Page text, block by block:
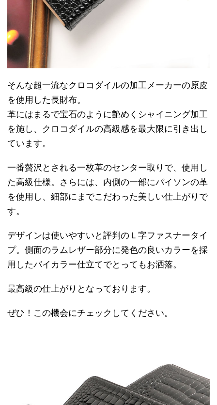
そんな超一流なクロコダイルの加工メーカーの原皮
を使用した長財布。
革にはまるで宝石のように艶めくシャイニング加工
を施し、クロコダイルの高級感を最大限に引き出し
ています。
一番贅沢とされる一枚革のセンター取りで、使用し
た高級仕様。さらには、内側の一部にパイソンの革
を使用し、細部にまでこだわった美しい仕上がりで
す。
デザインは使いやすいと評判のＬ字ファスナータイ
プ。側面のラムレザー部分に発色の良いカラーを採
用したバイカラー仕立てでとってもお洒落。
最高級の仕上がりとなっております。
ぜひ！この機会にチェックしてください。